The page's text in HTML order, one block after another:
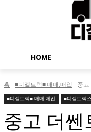
HOME
홈 ■디젤트럭■ 매매.매입 중고
■디젤트럭■ 매매.매입 ■디젤트럭
중고 더쎈